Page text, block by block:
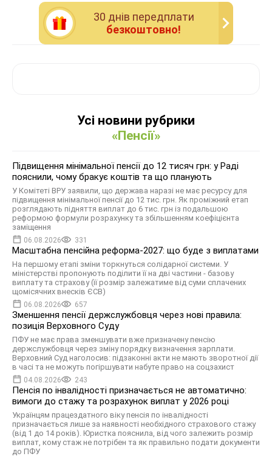
30 днiв передплати
безкоштовно!
Усі новини рубрики
«Пенсії»
Підвищення мінімальної пенсії до 12 тисяч грн: у Раді
пояснили, чому бракує коштів та що планують
У Комітеті ВРУ заявили, що держава наразі не має ресурсу для
підвищення мінімальної пенсії до 12 тис. грн. Як проміжний етап
розглядають підняття виплат до 6 тис. грн із подальшою
реформою формули розрахунку та збільшенням коефіцієнта
заміщення
06.08.2026 331
Масштабна пенсійна реформа-2027: що буде з виплатами
На першому етапі зміни торкнуться солідарної системи. У
міністерстві пропонують поділити її на дві частини - базову
виплату та страхову (її розмір залежатиме від суми сплачених
щомісячних внесків ЄСВ)
06.08.2026 657
Зменшення пенсії держслужбовця через нові правила:
позиція Верховного Суду
ПФУ не має права зменшувати вже призначену пенсію
держслужбовця через зміну порядку визначення зарплати.
Верховний Суд наголосив: підзаконні акти не мають зворотної дії
в часі та не можуть погіршувати набуте право на соцзахист
04.08.2026 243
Пенсія по інвалідності призначається не автоматично:
вимоги до стажу та розрахунок виплат у 2026 році
Українцям працездатного віку пенсія по інвалідності
призначається лише за наявності необхідного страхового стажу
(від 1 до 14 років). Юристка пояснила, від чого залежить розмір
виплат, кому стаж не потрібен та як правильно подати документи
до ПФУ